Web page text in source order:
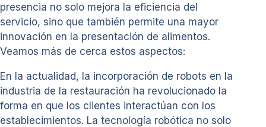
presencia no solo mejora la eficiencia del
servicio, sino que también permite una mayor
innovación en la presentación de alimentos.
Veamos más de cerca estos aspectos:
En la actualidad, la incorporación de robots en la
industria de la restauración ha revolucionado la
forma en que los clientes interactúan con los
establecimientos. La tecnología robótica no solo